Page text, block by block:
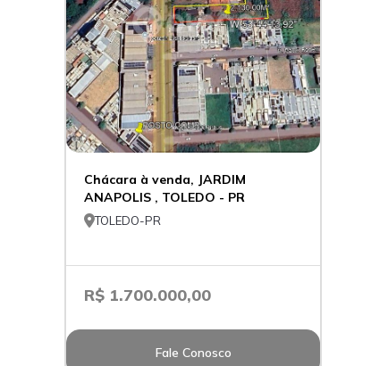
Chácara à venda, JARDIM
ANAPOLIS , TOLEDO - PR
TOLEDO-PR
R$ 1.700.000,00
Fale Conosco